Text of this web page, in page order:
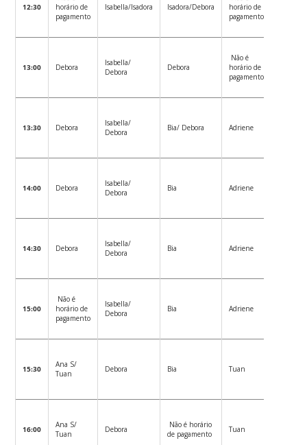
12:30
horário de
pagamento
Isabella/Isadora Isadora/Debora
horário de
pagamento
13:00 Debora
Isabella/
Debora
Debora
Não é
horário de
pagamento
13:30 Debora
Isabella/
Debora
Bia/ Debora Adriene
14:00 Debora
Isabella/
Debora
Bia Adriene
14:30 Debora
Isabella/
Debora
Bia Adriene
15:00
Não é
horário de
pagamento
Isabella/
Debora
Bia Adriene
15:30
Ana S/
Tuan
Debora Bia Tuan
16:00
Ana S/
Tuan
Debora
Não é horário
de pagamento
Tuan